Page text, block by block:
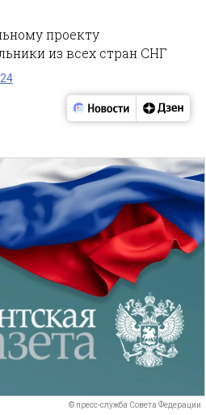
проекту
из всех стран СНГ
© пресс-служба Совета Федерации